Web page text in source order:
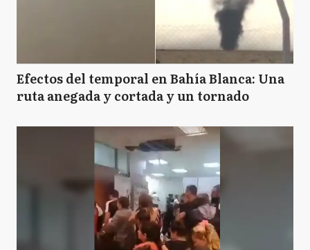
Efectos del temporal en Bahía Blanca: Una
ruta anegada y cortada y un tornado